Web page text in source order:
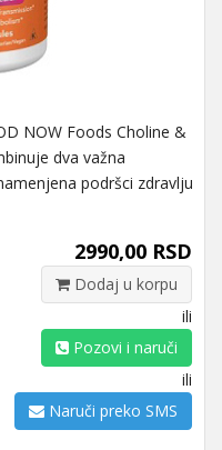
NOW Foods Choline &
dva važna
podršci zdravlju
2990,00 RSD
Dodaj u korpu
ili
Pozovi i naruči
ili
Naruči preko SMS